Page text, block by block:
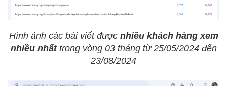
Hình ảnh các bài viết được nhiều khách hàng xem
nhiều nhất trong vòng 03 tháng từ 25/05/2024 đến
23/08/2024